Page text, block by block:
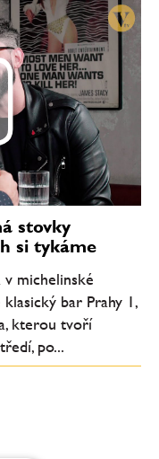
stovky
si tykáme
michelinské
bar Prahy 1,
kterou tvoří
po...